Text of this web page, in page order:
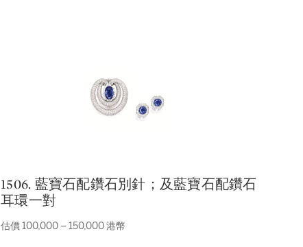
1506. 藍寶石配鑽石別針；及藍寶石配鑽石
耳環一對
估價 100,000 – 150,000 港幣